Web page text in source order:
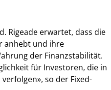
Rigeade erwartet, dass die
anhebt und ihre
der Finanzstabilität.
für Investoren, die in
so der Fixed-